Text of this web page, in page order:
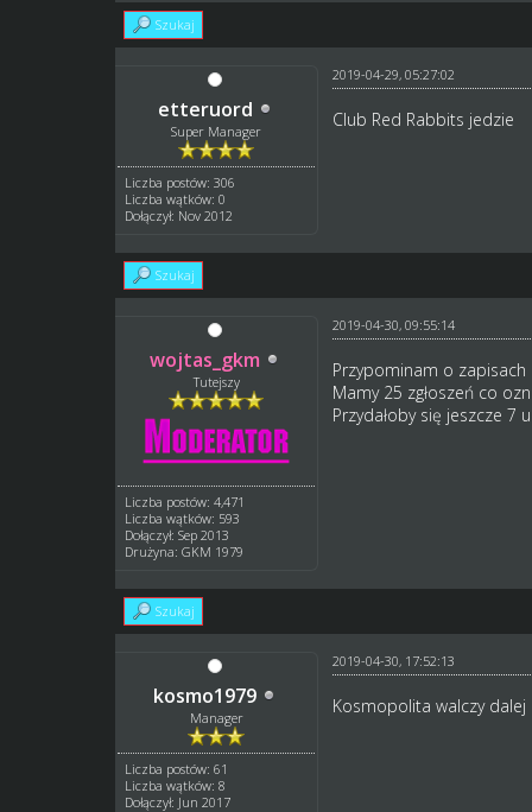
Szukaj
etteruord
Super Manager
Liczba postów: 306
Liczba wątków: 0
Dołączył: Nov 2012
2019-04-29, 05:27:02
Club Red Rabbits jedzie
Szukaj
wojtas_gkm
Tutejszy
Liczba postów: 4,471
Liczba wątków: 593
Dołączył: Sep 2013
Drużyna: GKM 1979
2019-04-30, 09:55:14
Przypominam o zapisach
Mamy 25 zgłoszeń co
Przydałoby się jeszcze 7
Szukaj
kosmo1979
Manager
Liczba postów: 61
Liczba wątków: 8
Dołączył: Jun 2017
2019-04-30, 17:52:13
Kosmopolita walczy dalej